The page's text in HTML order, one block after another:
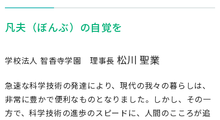
凡夫（ぼんぶ）の自覚を
学校法人 智香寺学園 理事長松川 聖業
急速な科学技術の発達により、現代の我々の暮らしは、
非常に豊かで便利なものとなりました。しかし、その一
方で、科学技術の進歩のスピードに、人間のこころが追